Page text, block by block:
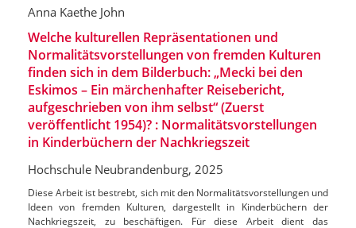
Anna Kaethe John
Welche kulturellen Repräsentationen und
Normalitätsvorstellungen von fremden Kulturen
finden sich in dem Bilderbuch: „Mecki bei den
Eskimos – Ein märchenhafter Reisebericht,
aufgeschrieben von ihm selbst“ (Zuerst
veröffentlicht 1954)? : Normalitätsvorstellungen
in Kinderbüchern der Nachkriegszeit
Hochschule Neubrandenburg, 2025
Diese Arbeit ist bestrebt, sich mit den Normalitätsvorstellungen und
Ideen von fremden Kulturen, dargestellt in Kinderbüchern der
Nachkriegszeit, zu beschäftigen. Für diese Arbeit dient das